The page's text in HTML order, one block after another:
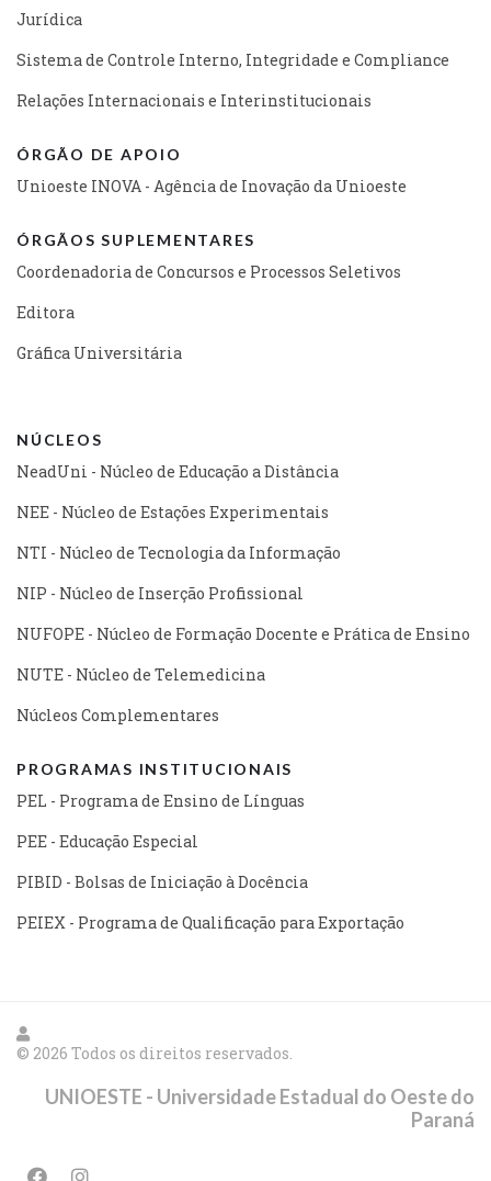
Jurídica
Sistema de Controle Interno, Integridade e Compliance
Relações Internacionais e Interinstitucionais
ÓRGÃO DE APOIO
Unioeste INOVA - Agência de Inovação da Unioeste
ÓRGÃOS SUPLEMENTARES
Coordenadoria de Concursos e Processos Seletivos
Editora
Gráfica Universitária
NÚCLEOS
NeadUni - Núcleo de Educação a Distância
NEE - Núcleo de Estações Experimentais
NTI - Núcleo de Tecnologia da Informação
NIP - Núcleo de Inserção Profissional
NUFOPE - Núcleo de Formação Docente e Prática de Ensino
NUTE - Núcleo de Telemedicina
Núcleos Complementares
PROGRAMAS INSTITUCIONAIS
PEL - Programa de Ensino de Línguas
PEE - Educação Especial
PIBID - Bolsas de Iniciação à Docência
PEIEX - Programa de Qualificação para Exportação
© 2026 Todos os direitos reservados.
UNIOESTE - Universidade Estadual do Oeste do
Paraná